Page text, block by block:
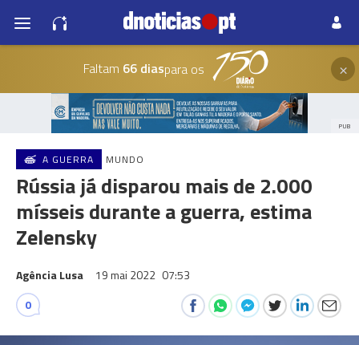
Faltam 66 diaspara os ×
PUB
A GUERRA MUNDO
Rússia já disparou mais de 2.000
mísseis durante a guerra, estima
Zelensky
Agência Lusa 19 mai 2022 07:53
0